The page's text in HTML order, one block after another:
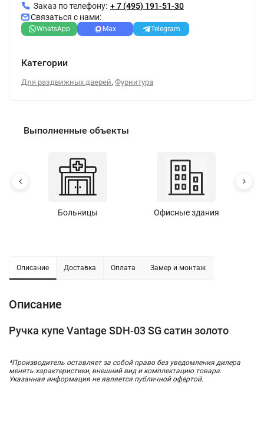
Заказ по телефону: + 7 (495) 191-51-30
Связаться с нами:
WhatsApp Max Telegram
Категории
Для раздвижных дверей, Фурнитура
Выполненные объекты
Больницы Офисные здания
Описание Доставка Оплата Замер и монтаж
Описание
Ручка купе Vantage SDH-03 SG сатин золото
*Производитель оставляет за собой право без уведомления дилера
менять характеристики, внешний вид и комплектацию товара.
Указанная информация не является публичной офертой.